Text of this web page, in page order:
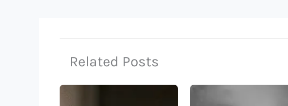
Related Posts